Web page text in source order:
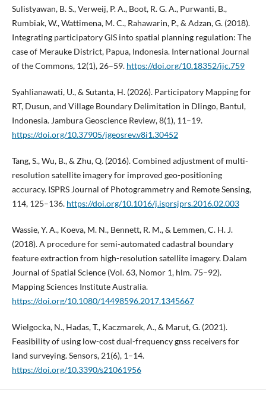
Sulistyawan, B. S., Verweij, P. A., Boot, R. G. A., Purwanti, B.,
Rumbiak, W., Wattimena, M. C., Rahawarin, P., & Adzan, G. (2018).
Integrating participatory GIS into spatial planning regulation: The
case of Merauke District, Papua, Indonesia. International Journal
of the Commons, 12(1), 26–59. https://doi.org/10.18352/ijc.759
Syahlianawati, U., & Sutanta, H. (2026). Participatory Mapping for
RT, Dusun, and Village Boundary Delimitation in Dlingo, Bantul,
Indonesia. Jambura Geoscience Review, 8(1), 11–19.
https://doi.org/10.37905/jgeosrev.v8i1.30452
Tang, S., Wu, B., & Zhu, Q. (2016). Combined adjustment of multi-
resolution satellite imagery for improved geo-positioning
accuracy. ISPRS Journal of Photogrammetry and Remote Sensing,
114, 125–136. https://doi.org/10.1016/j.isprsjprs.2016.02.003
Wassie, Y. A., Koeva, M. N., Bennett, R. M., & Lemmen, C. H. J.
(2018). A procedure for semi-automated cadastral boundary
feature extraction from high-resolution satellite imagery. Dalam
Journal of Spatial Science (Vol. 63, Nomor 1, hlm. 75–92).
Mapping Sciences Institute Australia.
https://doi.org/10.1080/14498596.2017.1345667
Wielgocka, N., Hadas, T., Kaczmarek, A., & Marut, G. (2021).
Feasibility of using low-cost dual-frequency gnss receivers for
land surveying. Sensors, 21(6), 1–14.
https://doi.org/10.3390/s21061956